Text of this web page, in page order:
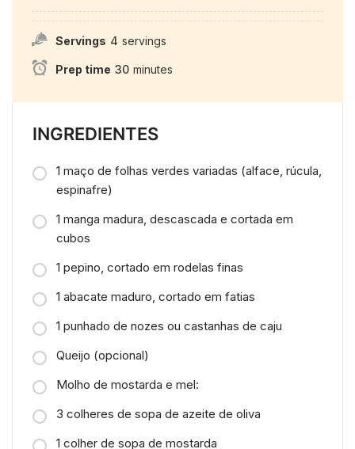
Servings 4 servings
Prep time 30 minutes
INGREDIENTES
1 maço de folhas verdes variadas (alface, rúcula,
espinafre)
1 manga madura, descascada e cortada em
cubos
1 pepino, cortado em rodelas finas
1 abacate maduro, cortado em fatias
1 punhado de nozes ou castanhas de caju
Queijo (opcional)
Molho de mostarda e mel:
3 colheres de sopa de azeite de oliva
1 colher de sopa de mostarda